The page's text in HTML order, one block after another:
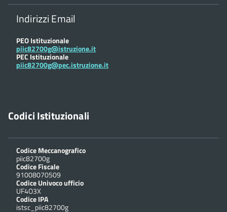
Indirizzi Email
PEO Istituzionale
piic82700g@istruzione.it
PEC Istituzionale
piic82700g@pec.istruzione.it
Codici Istituzionali
Codice Meccanografico
piic82700g
Codice Fiscale
91008070509
Codice Univoco ufficio
UF4O3X
Codice IPA
istsc_piic82700g